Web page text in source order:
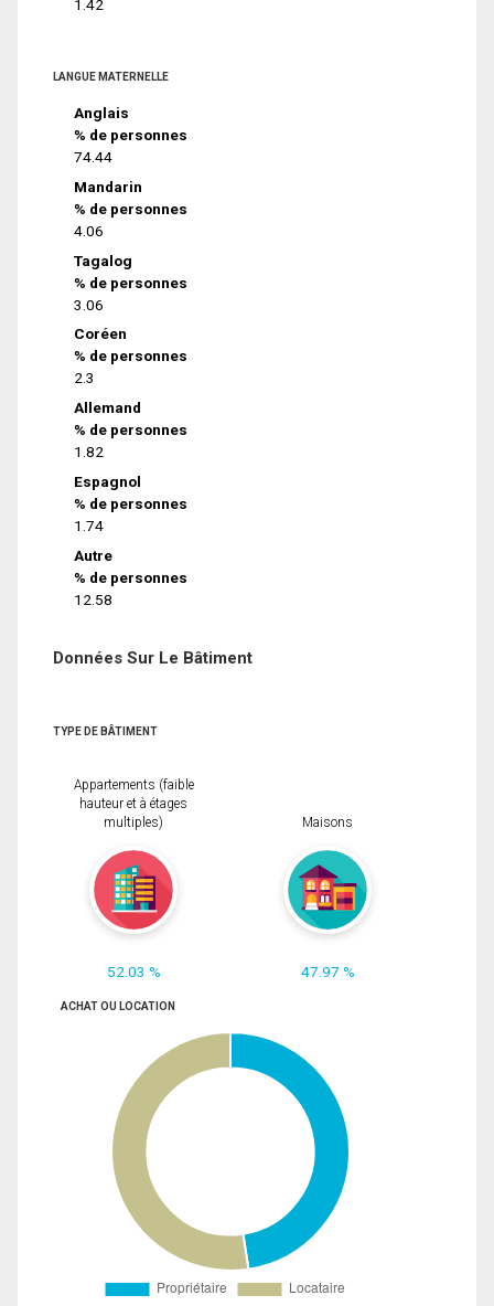
1.42
LANGUE MATERNELLE
Anglais
% de personnes
74.44
Mandarin
% de personnes
4.06
Tagalog
% de personnes
3.06
Coréen
% de personnes
2.3
Allemand
% de personnes
1.82
Espagnol
% de personnes
1.74
Autre
% de personnes
12.58
Données Sur Le Bâtiment
TYPE DE BÂTIMENT
Appartements (faible
hauteur et à étages
multiples)
52.03 %
Maisons
47.97 %
ACHAT OU LOCATION